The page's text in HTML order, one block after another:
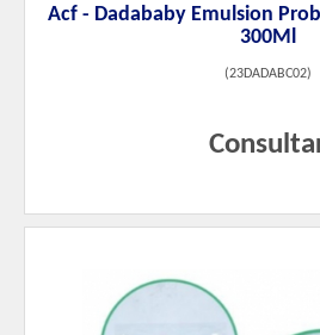
Acf - Dadababy Emulsion
300Ml
(23DADABC02)